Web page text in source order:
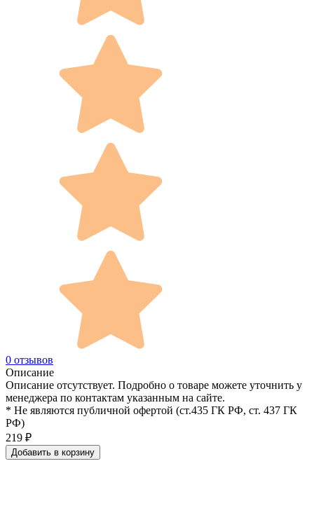
0 отзывов
Описание
Описание отсутствует. Подробно о товаре можете уточнить у
менеджера по контактам указанным на сайте.
* Не являются публичной офертой (ст.435 ГК РФ, cт. 437 ГК
РФ)
219 ₽
Добавить в корзину